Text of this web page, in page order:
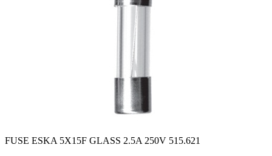
FUSE ESKA 5X15F GLASS 2.5A 250V 515.621